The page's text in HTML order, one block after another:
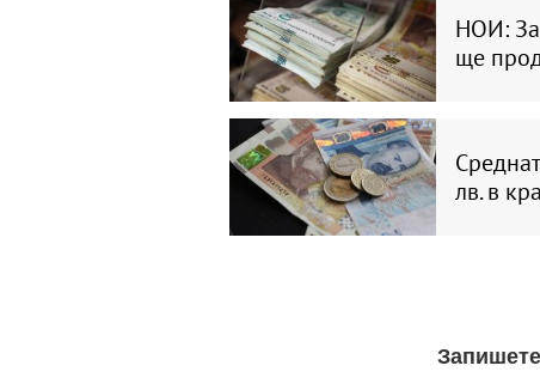
НОИ:
ще
лв. в